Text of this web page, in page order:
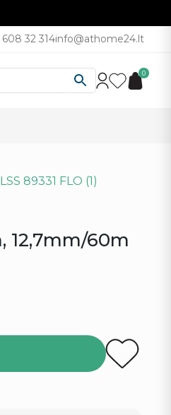
32 314info@athome24.lt
0
89331 FLO (1)
12,7mm/60m